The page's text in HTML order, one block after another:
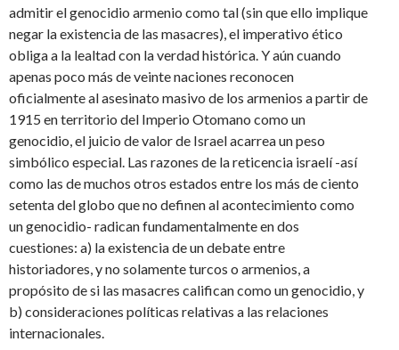
admitir el genocidio armenio como tal (sin que ello implique
negar la existencia de las masacres), el imperativo ético
obliga a la lealtad con la verdad histórica. Y aún cuando
apenas poco más de veinte naciones reconocen
oficialmente al asesinato masivo de los armenios a partir de
1915 en territorio del Imperio Otomano como un
genocidio, el juicio de valor de Israel acarrea un peso
simbólico especial. Las razones de la reticencia israelí -así
como las de muchos otros estados entre los más de ciento
setenta del globo que no definen al acontecimiento como
un genocidio- radican fundamentalmente en dos
cuestiones: a) la existencia de un debate entre
historiadores, y no solamente turcos o armenios, a
propósito de si las masacres califican como un genocidio, y
b) consideraciones políticas relativas a las relaciones
internacionales.